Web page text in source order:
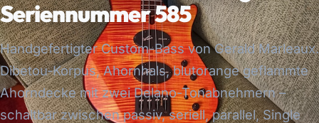
Seriennummer 585
Handgefertigter Custom-Bass von Gerald Marleaux.
Dibetou-Korpus, Ahornhals, blutorange geflammte
Ahorndecke mit zwei Delano-Tonabnehmern –
schaltbar zwischen passiv, seriell, parallel, Single